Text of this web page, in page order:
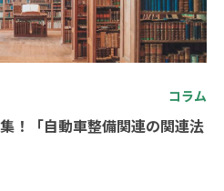
コラム
！「自動車整備関連の関連法